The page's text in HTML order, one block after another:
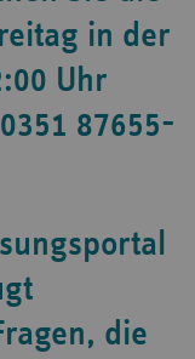
in der
Uhr
87655-
die